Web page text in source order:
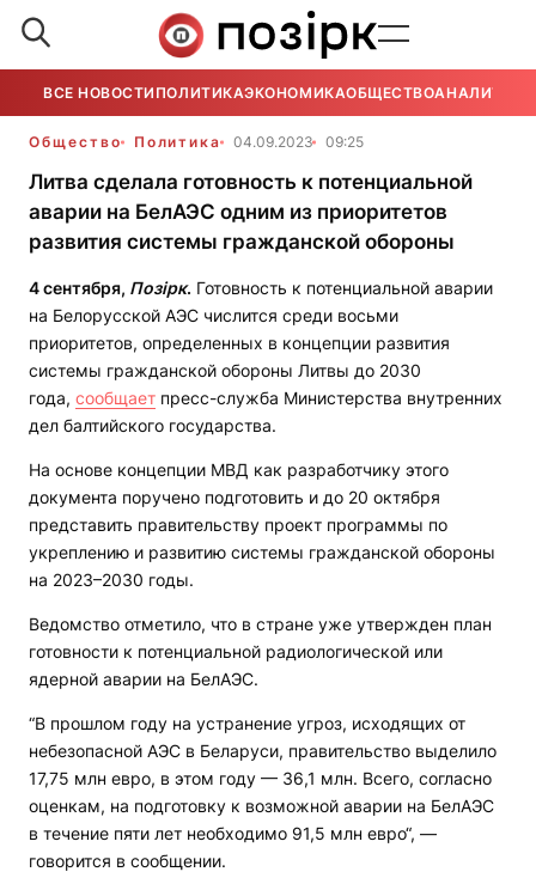
ВСЕ НОВОСТИ ПОЛИТИКАЭКОНОМИКАОБЩЕСТВОАНАЛИТИКА
Общество Политика 04.09.2023 09:25
Литва сделала готовность к потенциальной
аварии на БелАЭС одним из приоритетов
развития системы гражданской обороны
4 сентября, Позірк. Готовность к потенциальной аварии
на Белорусской АЭС числится среди восьми
приоритетов, определенных в концепции развития
системы гражданской обороны Литвы до 2030
года, сообщает пресс-служба Министерства внутренних
дел балтийского государства.
На основе концепции МВД как разработчику этого
документа поручено подготовить и до 20 октября
представить правительству проект программы по
укреплению и развитию системы гражданской обороны
на 2023–2030 годы.
Ведомство отметило, что в стране уже утвержден план
готовности к потенциальной радиологической или
ядерной аварии на БелАЭС.
“В прошлом году на устранение угроз, исходящих от
небезопасной АЭС в Беларуси, правительство выделило
17,75 млн евро, в этом году — 36,1 млн. Всего, согласно
оценкам, на подготовку к возможной аварии на БелАЭС
в течение пяти лет необходимо 91,5 млн евро“, —
говорится в сообщении.